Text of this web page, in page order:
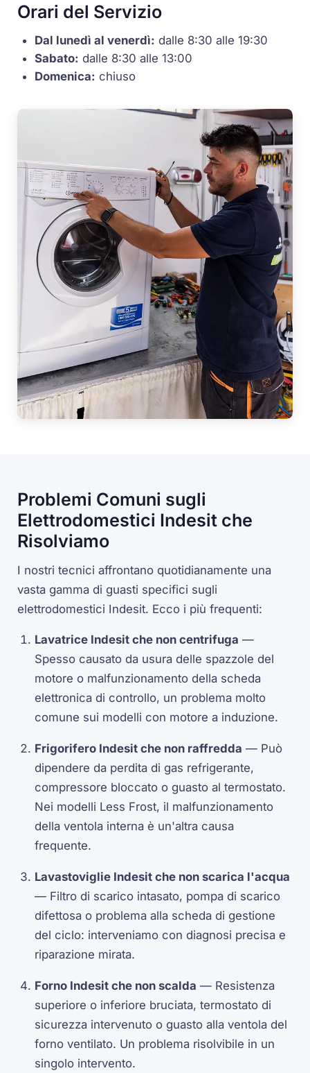
Orari del Servizio
Dal lunedì al venerdì: dalle 8:30 alle 19:30
Sabato: dalle 8:30 alle 13:00
Domenica: chiuso
Problemi Comuni sugli
Elettrodomestici Indesit che
Risolviamo
I nostri tecnici affrontano quotidianamente una
vasta gamma di guasti specifici sugli
elettrodomestici Indesit. Ecco i più frequenti:
Lavatrice Indesit che non centrifuga —
Spesso causato da usura delle spazzole del
motore o malfunzionamento della scheda
elettronica di controllo, un problema molto
comune sui modelli con motore a induzione.
Frigorifero Indesit che non raffredda — Può
dipendere da perdita di gas refrigerante,
compressore bloccato o guasto al termostato.
Nei modelli Less Frost, il malfunzionamento
della ventola interna è un'altra causa
frequente.
Lavastoviglie Indesit che non scarica l'acqua
— Filtro di scarico intasato, pompa di scarico
difettosa o problema alla scheda di gestione
del ciclo: interveniamo con diagnosi precisa e
riparazione mirata.
Forno Indesit che non scalda — Resistenza
superiore o inferiore bruciata, termostato di
sicurezza intervenuto o guasto alla ventola del
forno ventilato. Un problema risolvibile in un
singolo intervento.